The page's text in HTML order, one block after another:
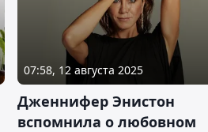
07:58, 12 августа 2025
Дженнифер Энистон
вспомнила о любовном